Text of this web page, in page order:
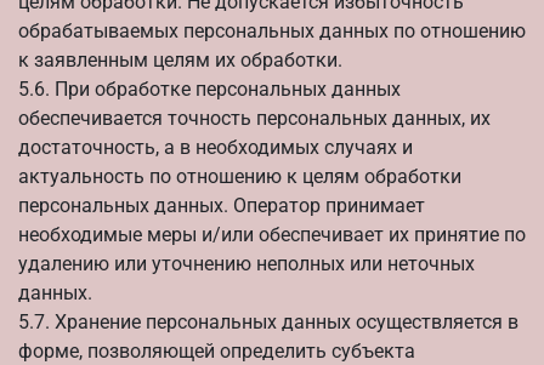
обрабатываемых персональных данных по отношению
к заявленным целям их обработки.
5.6. При обработке персональных данных
обеспечивается точность персональных данных, их
достаточность, а в необходимых случаях и
актуальность по отношению к целям обработки
персональных данных. Оператор принимает
необходимые меры и/или обеспечивает их принятие по
удалению или уточнению неполных или неточных
данных.
5.7. Хранение персональных данных осуществляется в
форме, позволяющей определить субъекта